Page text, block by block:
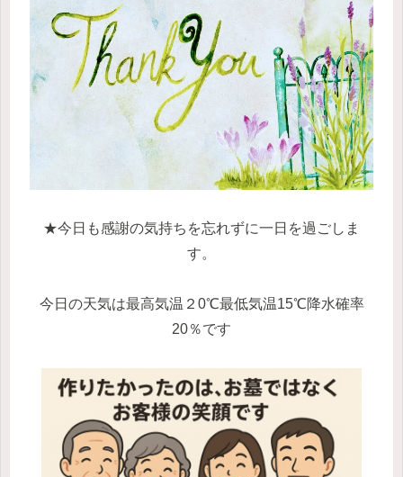
★今日も感謝の気持ちを忘れずに一日を過ごしま
す。
今日の天気は最高気温２0℃最低気温15℃降水確率
20％です